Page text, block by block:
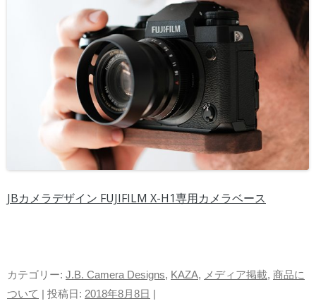
JBカメラデザイン FUJIFILM X-H1専用カメラベース
カテゴリー: J.B. Camera Designs, KAZA, メディア掲載, 商品に
ついて
| 投稿日: 2018年8月8日